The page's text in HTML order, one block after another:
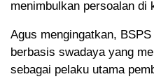
menimbulkan persoalan di
Agus mengingatkan,
berbasis swadaya yang
sebagai pelaku utama